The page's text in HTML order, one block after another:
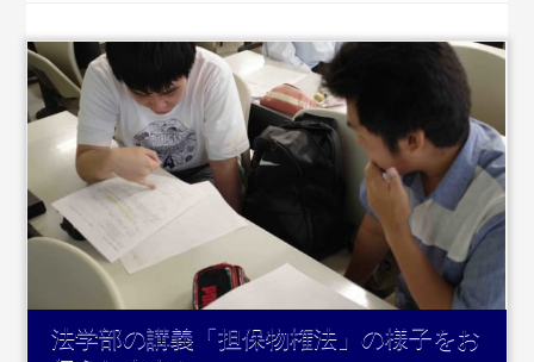
...続きを読む
法学部の講義「担保物権法」の様子をお